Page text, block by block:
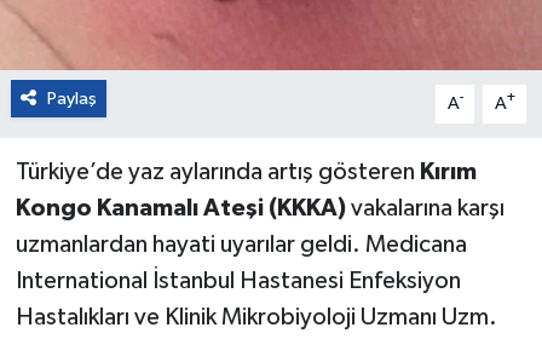
Paylaş A- A+
Türkiye’de yaz aylarında artış gösteren Kırım
Kongo Kanamalı Ateşi (KKKA)vakalarına karşı
uzmanlardan hayati uyarılar geldi. Medicana
International İstanbul Hastanesi Enfeksiyon
Hastalıkları ve Klinik Mikrobiyoloji Uzmanı Uzm.